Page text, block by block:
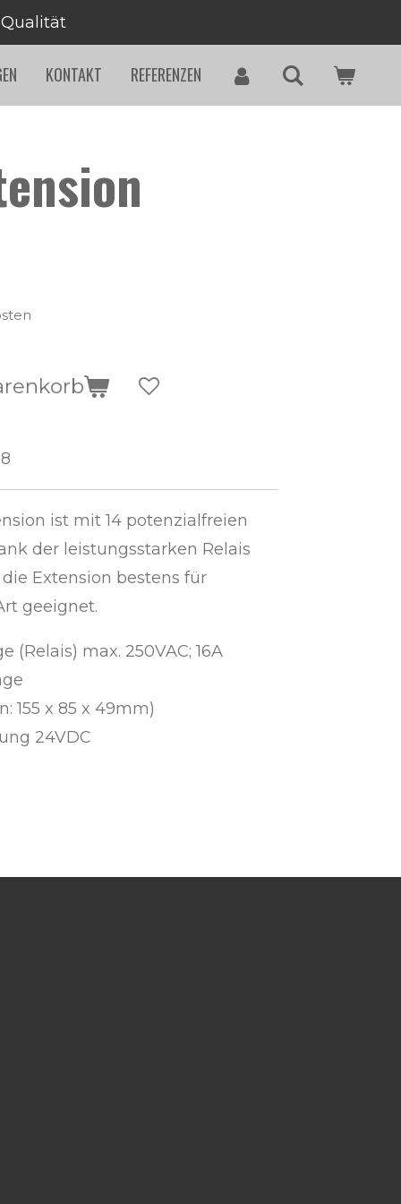
KONTAKT REFERENZEN
ist mit 14 potenzialfreien
der leistungsstarken Relais
die Extension bestens für
geeignet.
(Relais) max. 250VAC; 16A
155 x 85 x 49mm)
24VDC